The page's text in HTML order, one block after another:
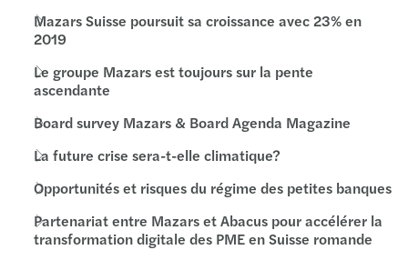
Mazars Suisse poursuit sa croissance avec 23% en
2019
Le groupe Mazars est toujours sur la pente
ascendante
Board survey Mazars & Board Agenda Magazine
La future crise sera-t-elle climatique?
Opportunités et risques du régime des petites banques
Partenariat entre Mazars et Abacus pour accélérer la
transformation digitale des PME en Suisse romande